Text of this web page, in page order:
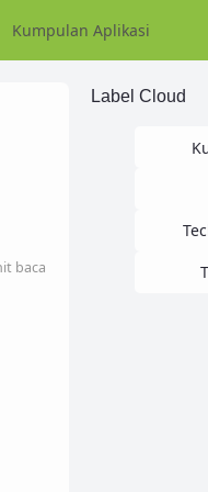
Kumpulan Aplikasi
baca
Label Cloud